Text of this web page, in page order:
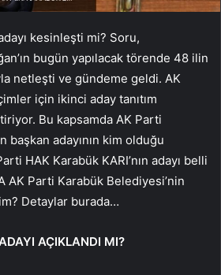
kesinleşti mi? Soru,
bugün yapılacak törende 48 ilin
netleşti ve gündeme geldi. AK
için ikinci aday tanıtım
Bu kapsamda AK Parti
başkan adayının kim olduğu
HAK Karabük KARI’nın adayı belli
AK Parti Karabük Belediyesi’nin
Detaylar burada…
AÇIKLANDI MI?